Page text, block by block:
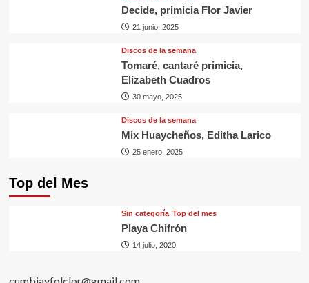
Decide, primicia Flor Javier
21 junio, 2025
Discos de la semana
Tomaré, cantaré primicia,
Elizabeth Cuadros
30 mayo, 2025
Discos de la semana
Mix Huaycheños, Editha Larico
25 enero, 2025
Top del Mes
Sin categorí­a Top del mes
Playa Chifrón
14 julio, 2020
cumbiayfolclor@gmail.com